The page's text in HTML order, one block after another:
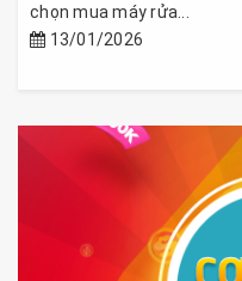
chọn mua máy rửa...
13/01/2026